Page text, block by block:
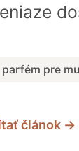
parfém pre
článok →